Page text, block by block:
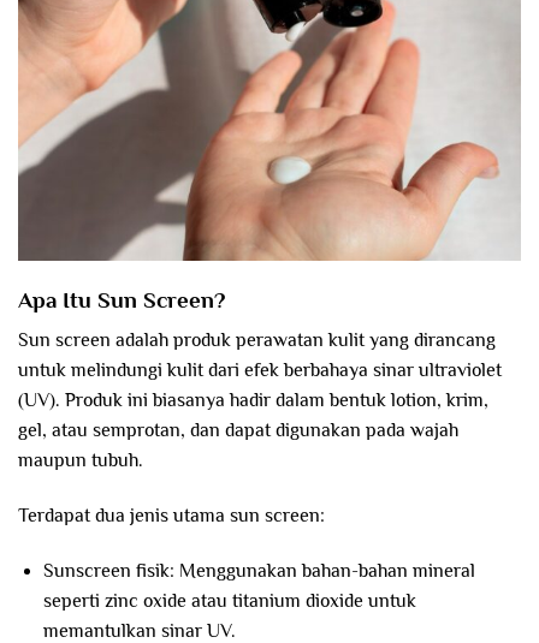
Apa Itu Sun Screen?
Sun screen adalah produk perawatan kulit yang dirancang
untuk melindungi kulit dari efek berbahaya sinar ultraviolet
(UV). Produk ini biasanya hadir dalam bentuk lotion, krim,
gel, atau semprotan, dan dapat digunakan pada wajah
maupun tubuh.
Terdapat dua jenis utama sun screen:
Sunscreen fisik: Menggunakan bahan-bahan mineral
seperti zinc oxide atau titanium dioxide untuk
memantulkan sinar UV.